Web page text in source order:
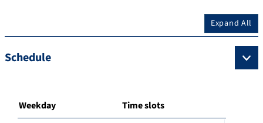
Expand All
Schedule
Weekday Time slots